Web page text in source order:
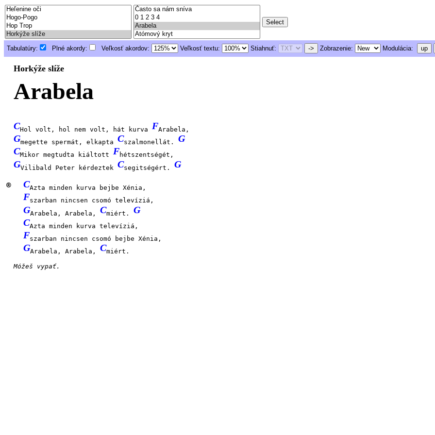
Tabulatúry: Plné akordy: Veľkosť akordov: Veľkosť textu: Stiahnuť: -> Zobrazenie: Modulácia: up
Horkýže slíže
Arabela
CHol volt, hol nem volt, hát kurvaFArabela,
Gmegette spermát, elkaptaCszalmonellát.G
CMikor megtudta kiáltottFhétszentségét,
GVilibald Peter kérdeztekCsegitségért.G
® CAzta minden kurva bejbe Xénia,
Fszarban nincsen csomó televíziá,
GArabela, Arabela,Cmiért.G
CAzta minden kurva televíziá,
Fszarban nincsen csomó bejbe Xénia,
GArabela, Arabela, Cmiért.
Móžeš vypať.